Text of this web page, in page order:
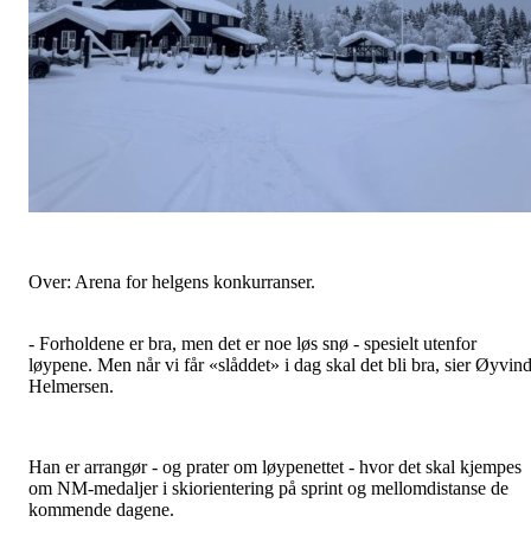
Over: Arena for helgens konkurranser.
- Forholdene er bra, men det er noe løs snø - spesielt utenfor
løypene. Men når vi får «slåddet» i dag skal det bli bra, sier Øyvind
Helmersen.
Han er arrangør - og prater om løypenettet - hvor det skal kjempes
om NM-medaljer i skiorientering på sprint og mellomdistanse de
kommende dagene.